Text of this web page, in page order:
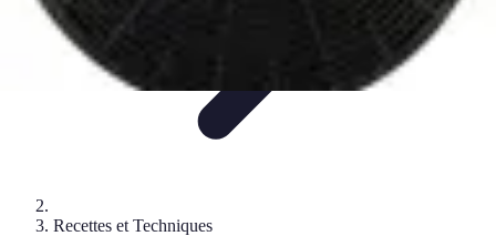
Recettes et Techniques